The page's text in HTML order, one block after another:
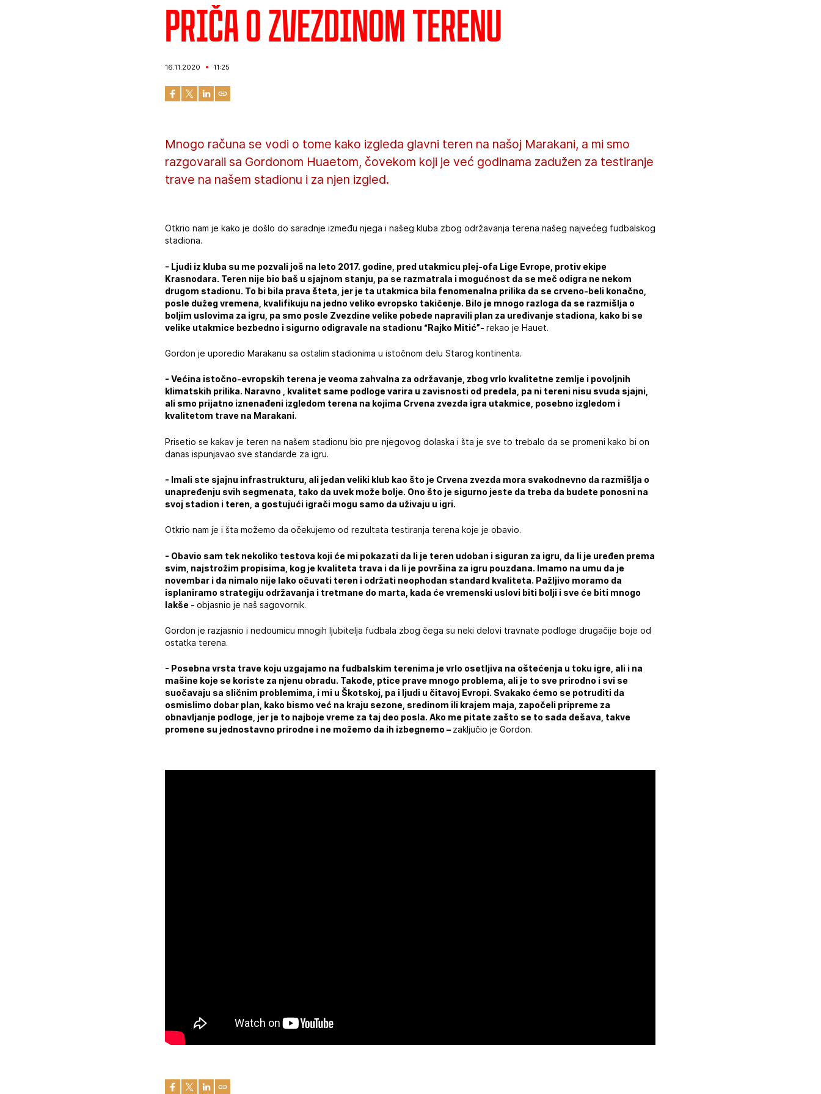
Priča o Zvezdinom terenu
16.11.2020 11:25
Mnogo računa se vodi o tome kako izgleda glavni teren na našoj Marakani, a mi smo
razgovarali sa Gordonom Huaetom, čovekom koji je već godinama zadužen za testiranje
trave na našem stadionu i za njen izgled.
Otkrio nam je kako je došlo do saradnje između njega i našeg kluba zbog održavanja terena našeg najvećeg fudbalskog
stadiona.
- Ljudi iz kluba su me pozvali još na leto 2017. godine, pred utakmicu plej-ofa Lige Evrope, protiv ekipe
Krasnodara. Teren nije bio baš u sjajnom stanju, pa se razmatrala i mogućnost da se meč odigra ne nekom
drugom stadionu. To bi bila prava šteta, jer je ta utakmica bila fenomenalna prilika da se crveno-beli konačno,
posle dužeg vremena, kvalifikuju na jedno veliko evropsko takičenje. Bilo je mnogo razloga da se razmišlja o
boljim uslovima za igru, pa smo posle Zvezdine velike pobede napravili plan za uređivanje stadiona, kako bi se
velike utakmice bezbedno i sigurno odigravale na stadionu “Rajko Mitić”-rekao je Hauet.
Gordon je uporedio Marakanu sa ostalim stadionima u istočnom delu Starog kontinenta.
- Većina istočno-evropskih terena je veoma zahvalna za održavanje, zbog vrlo kvalitetne zemlje i povoljnih
klimatskih prilika. Naravno , kvalitet same podloge varira u zavisnosti od predela, pa ni tereni nisu svuda sjajni,
ali smo prijatno iznenađeni izgledom terena na kojima Crvena zvezda igra utakmice, posebno izgledom i
kvalitetom trave na Marakani.
Prisetio se kakav je teren na našem stadionu bio pre njegovog dolaska i šta je sve to trebalo da se promeni kako bi on
danas ispunjavao sve standarde za igru.
- Imali ste sjajnu infrastrukturu, ali jedan veliki klub kao što je Crvena zvezda mora svakodnevno da razmišlja o
unapređenju svih segmenata, tako da uvek može bolje. Ono što je sigurno jeste da treba da budete ponosni na
svoj stadion i teren, a gostujući igrači mogu samo da uživaju u igri.
Otkrio nam je i šta možemo da očekujemo od rezultata testiranja terena koje je obavio.
- Obavio sam tek nekoliko testova koji će mi pokazati da li je teren udoban i siguran za igru, da li je uređen prema
svim, najstrožim propisima, kog je kvaliteta trava i da li je površina za igru pouzdana. Imamo na umu da je
novembar i da nimalo nije lako očuvati teren i održati neophodan standard kvaliteta. Pažljivo moramo da
isplaniramo strategiju održavanja i tretmane do marta, kada će vremenski uslovi biti bolji i sve će biti mnogo
lakše -objasnio je naš sagovornik.
Gordon je razjasnio i nedoumicu mnogih ljubitelja fudbala zbog čega su neki delovi travnate podloge drugačije boje od
ostatka terena.
- Posebna vrsta trave koju uzgajamo na fudbalskim terenima je vrlo osetljiva na oštećenja u toku igre, ali i na
mašine koje se koriste za njenu obradu. Takođe, ptice prave mnogo problema, ali je to sve prirodno i svi se
suočavaju sa sličnim problemima, i mi u Škotskoj, pa i ljudi u čitavoj Evropi. Svakako ćemo se potruditi da
osmislimo dobar plan, kako bismo već na kraju sezone, sredinom ili krajem maja, započeli pripreme za
obnavljanje podloge, jer je to najboje vreme za taj deo posla. Ako me pitate zašto se to sada dešava, takve
promene su jednostavno prirodne i ne možemo da ih izbegnemo – zaključio je Gordon.